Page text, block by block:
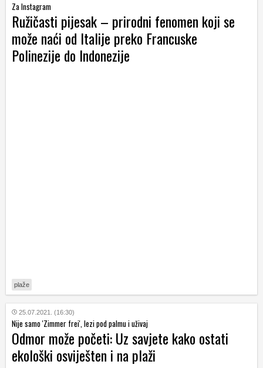
Za Instagram
Ružičasti pijesak – prirodni fenomen koji se
može naći od Italije preko Francuske
Polinezije do Indonezije
plaže
25.07.2021. (16:30)
Nije samo 'Zimmer frei', lezi pod palmu i uživaj
Odmor može početi: Uz savjete kako ostati
ekološki osviješten i na plaži